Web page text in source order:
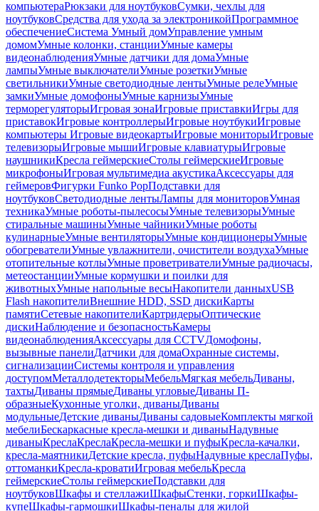
компьютераРюкзаки для ноутбуковСумки, чехлы для
ноутбуковСредства для ухода за электроникойПрограммное
обеспечениеСистема Умный домУправление умным
домомУмные колонки, станцииУмные камеры
видеонаблюденияУмные датчики для домаУмные
лампыУмные выключателиУмные розеткиУмные
светильникиУмные светодиодные лентыУмные релеУмные
замкиУмные домофоныУмные карнизыУмные
терморегуляторыИгровая зонаИгровые приставкиИгры для
приставокИгровые контроллерыИгровые ноутбукиИгровые
компьютеры Игровые видеокартыИгровые мониторыИгровые
телевизорыИгровые мышиИгровые клавиатурыИгровые
наушникиКресла геймерскиеСтолы геймерскиеИгровые
микрофоныИгровая мультимедиа акустикаАксессуары для
геймеровФигурки Funko PopПодставки для
ноутбуковСветодиодные лентыЛампы для мониторовУмная
техникаУмные роботы-пылесосыУмные телевизорыУмные
стиральные машиныУмные чайникиУмные роботы
кулинарныеУмные вентиляторыУмные кондиционерыУмные
обогревателиУмные увлажнители, очистители воздухаУмные
отопительные котлыУмные проветривателиУмные радиочасы,
метеостанцииУмные кормушки и поилки для
животныхУмные напольные весыНакопители данныхUSB
Flash накопителиВнешние HDD, SSD дискиКарты
памятиСетевые накопителиКартридерыОптические
дискиНаблюдение и безопасностьКамеры
видеонаблюденияАксессуары для CCTVДомофоны,
вызывные панелиДатчики для домаОхранные системы,
сигнализацииСистемы контроля и управления
доступомМеталлодетекторыМебельМягкая мебельДиваны,
тахтыДиваны прямыеДиваны угловыеДиваны П-
образныеКухонные уголки, диваныДиваны
модульныеДетские диваныДиваны садовыеКомплекты мягкой
мебелиБескаркасные кресла-мешки и диваныНадувные
диваныКреслаКреслаКресла-мешки и пуфыКресла-качалки,
кресла-маятникиДетские кресла, пуфыНадувные креслаПуфы,
оттоманкиКресла-кроватиИгровая мебельКресла
геймерскиеСтолы геймерскиеПодставки для
ноутбуковШкафы и стеллажиШкафыСтенки, горкиШкафы-
купеШкафы-гармошкиШкафы-пеналы для жилой